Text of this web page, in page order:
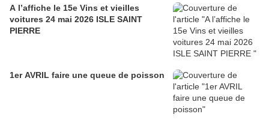
A l’affiche le 15e Vins et vieilles
voitures 24 mai 2026 ISLE SAINT
PIERRE
1er AVRIL faire une queue de poisson